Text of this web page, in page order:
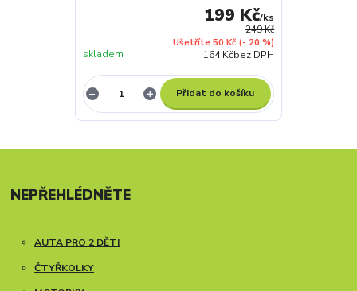
249 Kč
Ušetříte 50 Kč (- 20 %)
199 Kč/ks
164 Kčbez DPH
skladem
Přidat do košíku
NEPŘEHLÉDNĚTE
AUTA PRO 2 DĚTI
ČTYŘKOLKY